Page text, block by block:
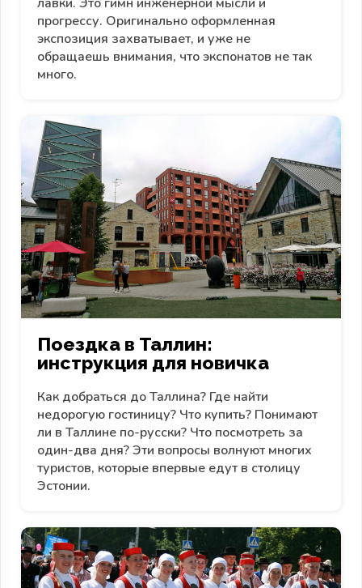
прогрессу. Оригинально оформленная
экспозиция захватывает, и уже не
обращаешь внимания, что экспонатов не так
много.
Поездка в Таллин:
инструкция для новичка
Как добраться до Таллина? Где найти
недорогую гостиницу? Что купить? Понимают
ли в Таллине по-русски? Что посмотреть за
один-два дня? Эти вопросы волнуют многих
туристов, которые впервые едут в столицу
Эстонии.